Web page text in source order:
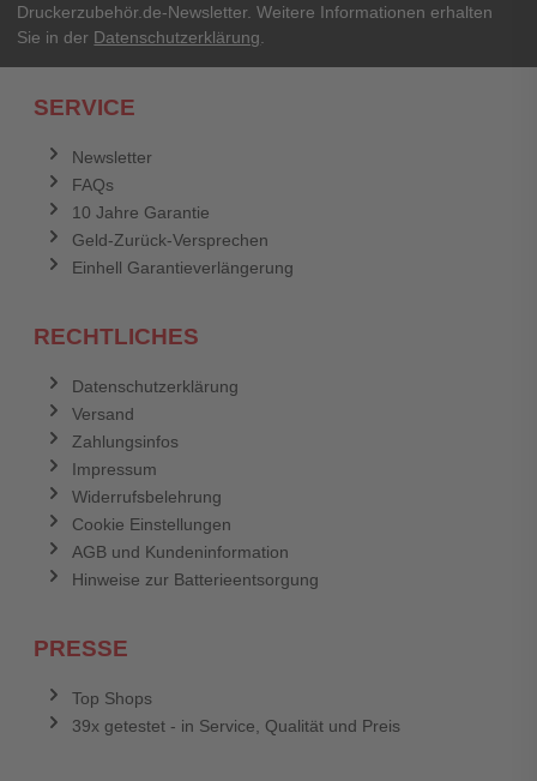
Druckerzubehör.de-Newsletter. Weitere Informationen erhalten
Sie in der Datenschutzerklärung
SERVICE
Newsletter
FAQs
10 Jahre Garantie
Geld-Zurück-Versprechen
Einhell Garantieverlängerung
RECHTLICHES
Datenschutzerklärung
Versand
Zahlungsinfos
Impressum
Widerrufsbelehrung
Cookie Einstellungen
AGB und Kundeninformation
Hinweise zur Batterieentsorgung
PRESSE
Top Shops
39x getestet - in Service, Qualität und Preis